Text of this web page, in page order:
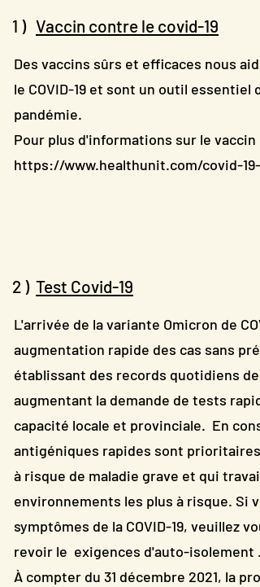
1 ) Vaccin contre le covid-19
Des vaccins sûrs et efficaces nous
le COVID-19 et sont un outil
pandémie.
Pour plus d'informations sur le
https://www.healthunit.com/covid-19-
2 ) Test Covid-19
L'arrivée de la variante Omicron de
augmentation rapide des cas sans
établissant des records quotidiens
augmentant la demande de tests
capacité locale et provinciale. En
antigéniques rapides sont
à risque de maladie grave et qui
environnements les plus à risque. Si
symptômes de la COVID-19, veuillez
revoir le exigences d'auto-isolement .
À compter du 31 décembre 2021, la